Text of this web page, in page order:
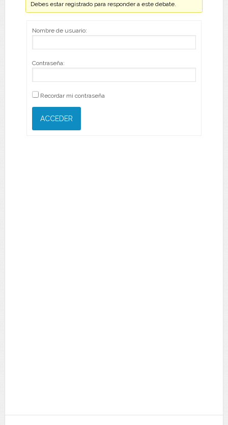
Debes estar registrado para responder a este debate.
Nombre de usuario:
Contraseña:
Recordar mi contraseña
ACCEDER